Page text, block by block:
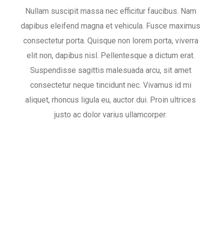
Nullam suscipit massa nec efficitur faucibus. Nam
dapibus eleifend magna et vehicula. Fusce maximus
consectetur porta. Quisque non lorem porta, viverra
elit non, dapibus nisl. Pellentesque a dictum erat.
Suspendisse sagittis malesuada arcu, sit amet
consectetur neque tincidunt nec. Vivamus id mi
aliquet, rhoncus ligula eu, auctor dui. Proin ultrices
justo ac dolor varius ullamcorper.